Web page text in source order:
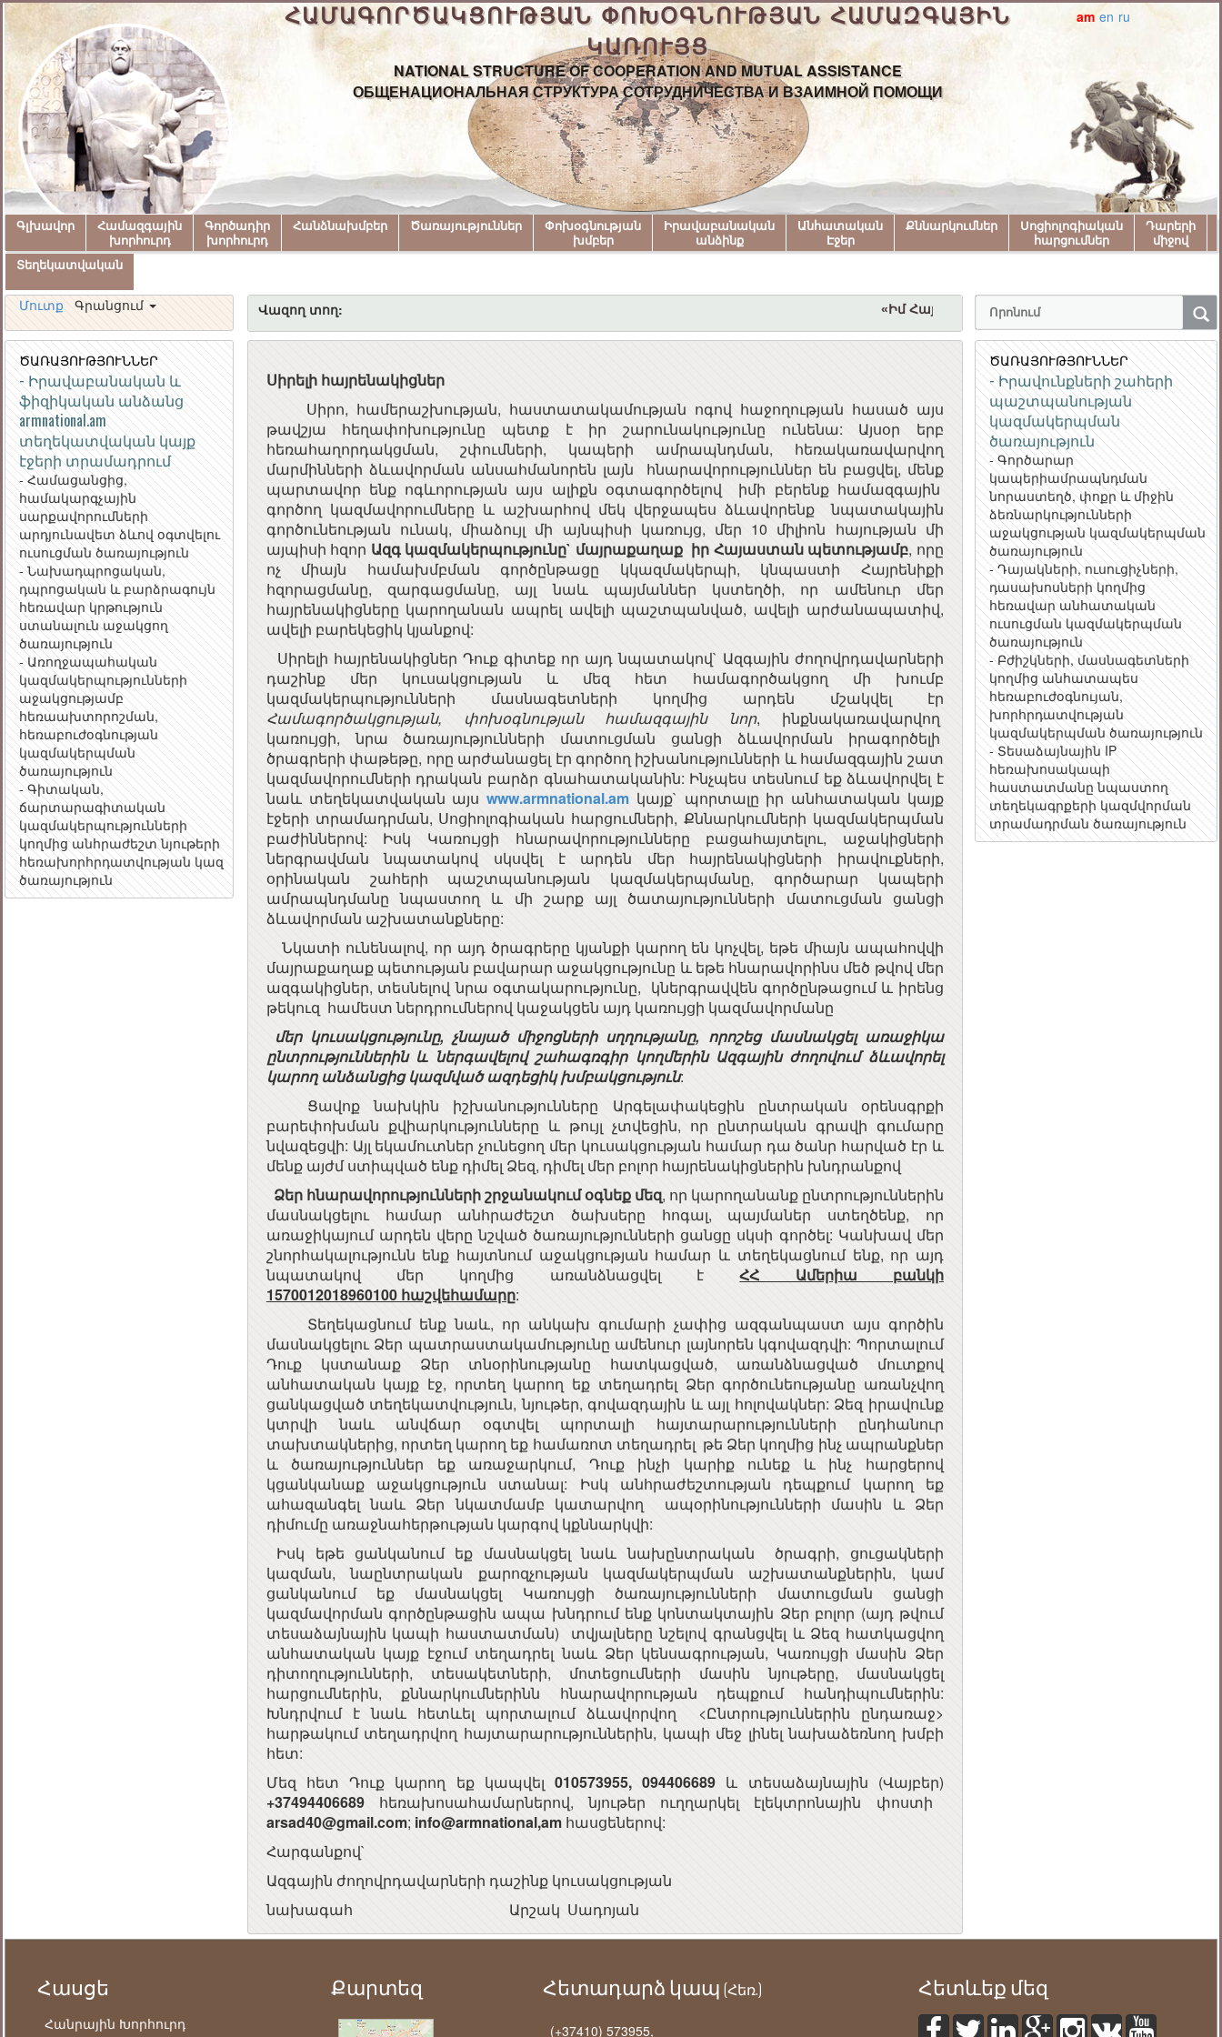
ՀԱՄԱԳՈՐԾԱԿՑՈՒԹՅԱՆ ՓՈԽՕԳՆՈՒԹՅԱՆ ՀԱՄԱԶԳԱՅԻՆ
ԿԱՌՈՒՅՑ
NATIONAL STRUCTURE OF COOPERATION AND MUTUAL ASSISTANCE
ОБЩЕНАЦИОНАЛЬНАЯ СТРУКТУРА СОТРУДНИЧЕСТВА И ВЗАИМНОЙ ПОМОЩИ
am en ru
Գլխավոր
Համազգային
խորհուրդ
Գործադիր
խորհուրդ
Հանձնախմբեր Ծառայություններ
Փոխօգնության
խմբեր
Իրավաբանական
անձինք
Անհատական
Էջեր
Քննարկումներ
Սոցիոլոգիական
հարցումներ
Դարերի
միջով
Տեղեկատվական
Մուտք Գրանցում Վազող տող: «Իմ Հայաստան» համահայկական փառատոնին
ԾԱՌԱՅՈՒԹՅՈՒՆՆԵՐ
- Իրավաբանական և
ֆիզիկական անձանց
armnational.am
տեղեկատվական կայք
էջերի տրամադրում
- Համացանցից,
համակարգչային
սարքավորումների
արդյունավետ ձևով օգտվելու
ուսուցման ծառայություն
- Նախադպրոցական,
դպրոցական և բարձրագույն
հեռավար կրթություն
ստանալուն աջակցող
ծառայություն
- Առողջապահական
կազմակերպությունների
աջակցությամբ
հեռաախտորոշման,
հեռաբուժօգնության
կազմակերպման
ծառայություն
- Գիտական,
ճարտարագիտական
կազմակերպությունների
կողմից անհրաժեշտ նյութերի
հեռախորհրդատվության կազմակերպման
ծառայություն
Սիրելի հայրենակիցներ
Սիրո, համերաշխության, հաստատակամության ոգով հաջողության հասած այս
թավշյա հեղափոխությունը պետք է իր շարունակությունը ունենա: Այսօր երբ
հեռահաղորդակցման, շփումների, կապերի ամրապնդման, հեռակառավարվող
մարմինների ձևավորման անսահմանորեն լայն հնարավորություններ են բացվել, մենք
պարտավոր ենք ոգևորության այս ալիքն օգտագործելով իմի բերենք համազգային
գործող կազմավորումները և աշխարհով մեկ վերջապես ձևավորենք նպատակային
գործունեության ունակ, միաձույլ մի այնպիսի կառույց, մեր 10 միլիոն հայության մի
այպիսի հզոր Ազգ կազմակերպությունը` մայրաքաղաք իր Հայաստան պետությամբ, որը
ոչ միայն համախմբման գործընթացը կկազմակերպի, կնպաստի Հայրենիքի
հզորացմանը, զարգացմանը, այլ նաև պայմաններ կստեղծի, որ ամենուր մեր
հայրենակիցները կարողանան ապրել ավելի պաշտպանված, ավելի արժանապատիվ,
ավելի բարեկեցիկ կյանքով:
Սիրելի հայրենակիցներ Դուք գիտեք որ այդ նպատակով` Ազգային ժողովրդավարների
դաշինք մեր կուսակցության և մեզ հետ համագործակցող մի խումբ
կազմակերպությունների մասնագետների կողմից արդեն մշակվել էր
Համագործակցության, փոխօգնության համազգային նոր, ինքնակառավարվող
կառույցի, նրա ծառայությունների մատուցման ցանցի ձևավորման իրագործելի
ծրագրերի փաթեթը, որը արժանացել էր գործող իշխանությունների և համազգային շատ
կազմավորումների դրական բարձր գնահատականին: Ինչպես տեսնում եք ձևավորվել է
նաև տեղեկատվական այսwww.armnational.am կայք` պորտալը իր անհատական կայք
էջերի տրամադրման, Սոցիոլոգիական հարցումների, Քննարկումների կազմակերպման
բաժիններով: Իսկ Կառույցի հնարավորությունները բացահայտելու, աջակիցների
ներգրավման նպատակով սկսվել է արդեն մեր հայրենակիցների իրավուքների,
օրինական շահերի պաշտպանության կազմակերպմանը, գործարար կապերի
ամրապնդմանը նպաստող և մի շարք այլ ծատայությունների մատուցման ցանցի
ձևավորման աշխատանքները:
Նկատի ունենալով, որ այդ ծրագրերը կյանքի կարող են կոչվել, եթե միայն ապահովվի
մայրաքաղաք պետության բավարար աջակցությունը և եթե հնարավորինս մեծ թվով մեր
ազգակիցներ, տեսնելով նրա օգտակարությունը, կներգրավվեն գործընթացում և իրենց
թեկուզ համեստ ներդրումներով կաջակցեն այդ կառույցի կազմավորմանը
մեր կուսակցությունը, չնայած միջոցների սղղությանը, որոշեց մասնակցել առաջիկա
ընտրություններին և ներգավելով շահագռգիր կողմերին Ազգային ժողովում ձևավորել
կարող անձանցից կազմված ազդեցիկ խմբակցություն:
Ցավոք նախկին իշխանությունները Արգելափակեցին ընտրական օրենսգրքի
բարեփոխման քվիարկությունները և թույլ չտվեցին, որ ընտրական գրավի գումարը
նվազեցվի: Այլ եկամուտներ չունեցող մեր կուսակցության համար դա ծանր հարված էր և
մենք այժմ ստիպված ենք դիմել Ձեզ, դիմել մեր բոլոր հայրենակիցներին խնդրանքով
Ձեր հնարավորությունների շրջանակում օգնեք մեզ, որ կարողանանք ընտրություններին
մասնակցելու համար անհրաժեշտ ծախսերը հոգալ, պայմաներ ստեղծենք, որ
առաջիկայում արդեն վերը նշված ծառայությունների ցանցը սկսի գործել: Կանխավ մեր
շնորհակալությունն ենք հայտնում աջակցության համար և տեղեկացնում ենք, որ այդ
նպատակով մեր կողմից առանձնացվել էՀՀ Ամերիա բանկի
1570012018960100 հաշվեհամարը:
Տեղեկացնում ենք նաև, որ անկախ գումարի չափից ազգանպաստ այս գործին
մասնակցելու Ձեր պատրաստակամությունը ամենուր լայնորեն կգովազդվի: Պորտալում
Դուք կստանաք Ձեր տնօրինությանը հատկացված, առանձնացված մուտքով
անհատական կայք էջ, որտեղ կարող եք տեղադրել Ձեր գործունեությանը առանչվող
ցանկացված տեղեկատվություն, նյութեր, գովազդային և այլ հոլովակներ: Ձեզ իրավունք
կտրվի նաև անվճար օգտվել պորտալի հայտարարությունների ընդհանուր
տախտակներից, որտեղ կարող եք համառոտ տեղադրել թե Ձեր կողմից ինչ ապրանքներ
և ծառայություններ եք առաջարկում, Դուք ինչի կարիք ունեք և ինչ հարցերով
կցանկանաք աջակցություն ստանալ: Իսկ անհրաժեշտության դեպքում կարող եք
ահազանգել նաև Ձեր նկատմամբ կատարվող ապօրինությունների մասին և Ձեր
դիմումը առաջնահերթության կարգով կքննարկվի:
Իսկ եթե ցանկանում եք մասնակցել նաև նախընտրական ծրագրի, ցուցակների
կազման, նաընտրական քարոզչության կազմակերպման աշխատանքներին, կամ
ցանկանում եք մասնակցել Կառույցի ծառայությունների մատուցման ցանցի
կազմավորման գործընթացին ապա խնդրում ենք կոնտակտային Ձեր բոլոր (այդ թվում
տեսաձայնային կապի հաստատման) տվյալները նշելով գրանցվել և Ձեզ հատկացվող
անհատական կայք էջում տեղադրել նաև Ձեր կենսագրության, Կառույցի մասին Ձեր
դիտողությունների, տեսակետների, մոտեցումների մասին նյութերը, մասնակցել
հարցումներին, քննարկումներինն հնարավորության դեպքում հանդիպումներին:
Խնդրվում է նաև հետևել պորտալում ձևավորվող <Ընտրություններին ընդառաջ>
հարթակում տեղադրվող հայտարարություններին, կապի մեջ լինել նախաձեռնող խմբի
հետ:
Մեզ հետ Դուք կարող եք կապվել 010573955, 094406689 և տեսաձայնային (Վայբեր)
+37494406689հեռախոսահամարներով, նյութեր ուղղարկել էլեկտրոնային փոստի
arsad40@gmail.com; info@armnational,amհասցեներով:
Հարգանքով`
Ազգային ժողովրդավարների դաշինք կուսակցության
նախագահ Արշակ Սադոյան
ԾԱՌԱՅՈՒԹՅՈՒՆՆԵՐ
- Իրավունքների շահերի
պաշտպանության
կազմակերպման
ծառայություն
- Գործարար
կապերիամրապնդման
նորաստեղծ, փոքր և միջին
ձեռնարկությունների
աջակցության կազմակերպման
ծառայություն
- Դայակների, ուսուցիչների,
դասախոսների կողմից
հեռավար անհատական
ուսուցման կազմակերպման
ծառայություն
- Բժիշկների, մասնագետների
կողմից անհատապես
հեռաբուժօգնույան,
խորհրդատվության
կազմակերպման ծառայություն
- Տեսաձայնային IP
հեռախոսակապի
հաստատմանը նպաստող
տեղեկագրքերի կազմվորման
տրամադրման ծառայություն
Հասցե
Հանրային Խորհուրդ
Քարտեզ Հետադարձ կապ (Հեռ.)
(+37410) 573955,
Հետևեք մեզ